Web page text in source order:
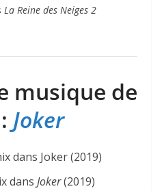
La Reine des Neiges 2
musique de
Joker
dans Joker(2019)